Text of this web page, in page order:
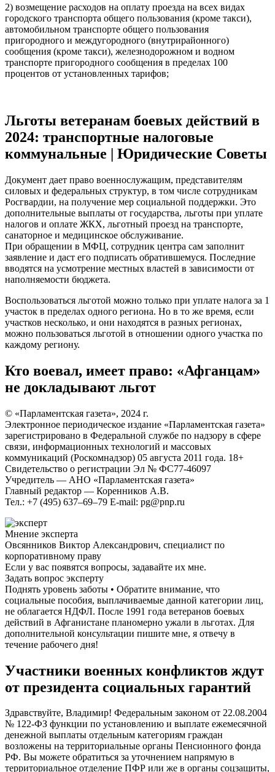
2) возмещение расходов на оплату проезда на всех видах
городского транспорта общего пользования (кроме такси),
автомобильном транспорте общего пользования
пригородного и междугородного (внутрирайонного)
сообщения (кроме такси), железнодорожном и водном
транспорте пригородного сообщения в пределах 100
процентов от установленных тарифов;
Льготы ветеранам боевых действий в
2024: транспортные налоговые
коммунальные | Юридические Советы
Документ дает право военнослужащим, представителям
силовых и федеральных структур, в том числе сотрудникам
Росгвардии, на получение мер социальной поддержки. Это
дополнительные выплаты от государства, льготы при уплате
налогов и оплате ЖКХ, льготный проезд на транспорте,
санаторное и медицинское обслуживание.
При обращении в МФЦ, сотрудник центра сам заполнит
заявление и даст его подписать обратившемуся. Последние
вводятся на усмотрение местных властей в зависимости от
наполняемости бюджета.
Воспользоваться льготой можно только при уплате налога за 1
участок в пределах одного региона. Но в то же время, если
участков несколько, и они находятся в разных регионах,
можно пользоваться льготой в отношении одного участка по
каждому региону.
Кто воевал, имеет право: «Афганцам»
не докладывают льгот
© «Парламентская газета», 2024 г.
Электронное периодическое издание «Парламентская газета»
зарегистрировано в Федеральной службе по надзору в сфере
связи, информационных технологий и массовых
коммуникаций (Роскомнадзор) 05 августа 2011 года. 18+
Свидетельство о регистрации Эл № ФС77-46097
Учредитель — АНО «Парламентская газета»
Главный редактор — Коренников А.В.
Тел.: +7 (495) 637–69–79 E-mail: pg@pnp.ru
Мнение эксперта
Овсянников Виктор Александрович, специалист по
корпоративному праву
Если у вас появятся вопросы, задавайте их мне.
Задать вопрос эксперту
Поднять уровень заботы • Обратите внимание, что
социальные пособия, выплачиваемые данной категории лиц,
не облагается НДФЛ. После 1991 года ветеранов боевых
действий в Афганистане планомерно ужали в льготах. Для
дополнительной консультации пишите мне, я отвечу в
течение рабочего дня!
Участники военных конфликтов ждут
от президента социальных гарантий
Здравствуйте, Владимир! Федеральным законом от 22.08.2004
№ 122-ФЗ функции по установлению и выплате ежемесячной
денежной выплаты отдельным категориям граждан
возложены на территориальные органы Пенсионного фонда
РФ. Вы можете обратиться за уточнением напрямую в
территориальное отделение ПФР или же в органы соцзащиты,